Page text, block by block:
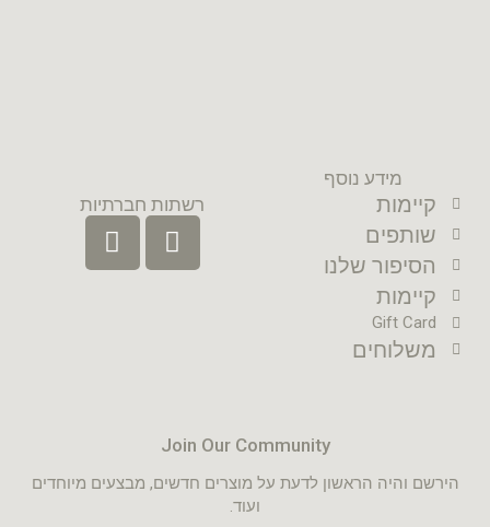
מידע נוסף
קיימות
שותפים
הסיפור שלנו
קיימות
Gift Card
משלוחים
רשתות חברתיות
Join Our Community
הירשם והיה הראשון לדעת על מוצרים חדשים, מבצעים מיוחדים
ועוד.